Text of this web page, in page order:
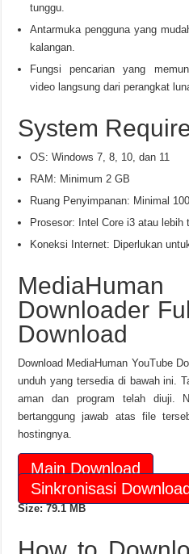
tunggu.
Antarmuka pengguna yang
kalangan.
Fungsi pencarian yang
video langsung dari perangkat
System
OS: Windows 7, 8, 10, dan 11
RAM: Minimum 2 GB
Ruang Penyimpanan: Minimal
Prosesor: Intel Core i3 atau lebih
Koneksi Internet: Diperlukan
Downloader
Download
Download MediaHuman YouTube
unduh yang tersedia di bawah ini.
aman dan program telah diuji.
bertanggung jawab atas file
hostingnya.
Main Download
Sinkronisasi Download
Size: 79.1 MB